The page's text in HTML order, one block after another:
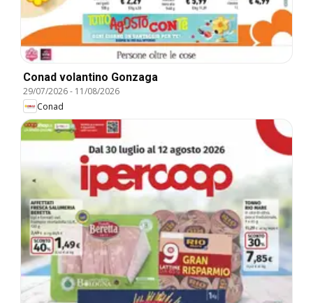
Conad volantino Gonzaga
29/07/2026- 11/08/2026
Conad